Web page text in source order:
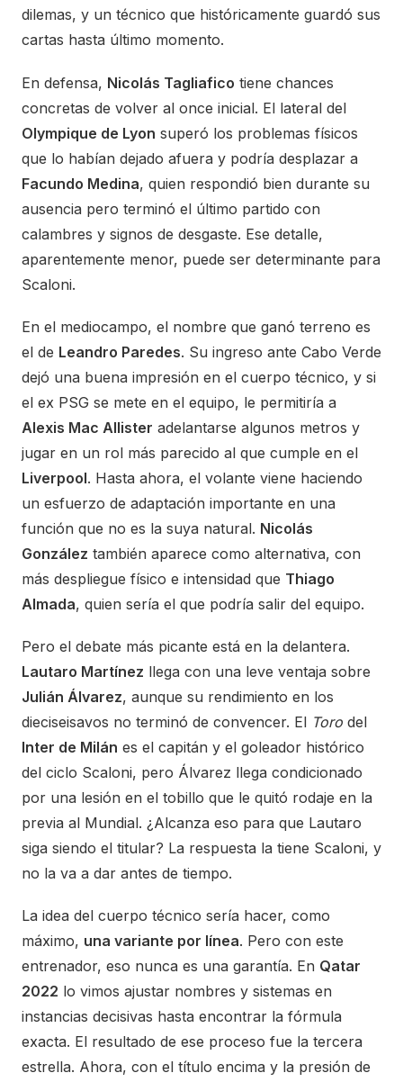
dilemas, y un técnico que históricamente guardó sus
cartas hasta último momento.
En defensa, Nicolás Tagliafico tiene chances
concretas de volver al once inicial. El lateral del
Olympique de Lyon superó los problemas físicos
que lo habían dejado afuera y podría desplazar a
Facundo Medina, quien respondió bien durante su
ausencia pero terminó el último partido con
calambres y signos de desgaste. Ese detalle,
aparentemente menor, puede ser determinante para
Scaloni.
En el mediocampo, el nombre que ganó terreno es
el de Leandro Paredes. Su ingreso ante Cabo Verde
dejó una buena impresión en el cuerpo técnico, y si
el ex PSG se mete en el equipo, le permitiría a
Alexis Mac Allister adelantarse algunos metros y
jugar en un rol más parecido al que cumple en el
Liverpool. Hasta ahora, el volante viene haciendo
un esfuerzo de adaptación importante en una
función que no es la suya natural. Nicolás
González también aparece como alternativa, con
más despliegue físico e intensidad que Thiago
Almada, quien sería el que podría salir del equipo.
Pero el debate más picante está en la delantera.
Lautaro Martínez llega con una leve ventaja sobre
Julián Álvarez, aunque su rendimiento en los
dieciseisavos no terminó de convencer. El Toro del
Inter de Milán es el capitán y el goleador histórico
del ciclo Scaloni, pero Álvarez llega condicionado
por una lesión en el tobillo que le quitó rodaje en la
previa al Mundial. ¿Alcanza eso para que Lautaro
siga siendo el titular? La respuesta la tiene Scaloni, y
no la va a dar antes de tiempo.
La idea del cuerpo técnico sería hacer, como
máximo, una variante por línea. Pero con este
entrenador, eso nunca es una garantía. En Qatar
2022 lo vimos ajustar nombres y sistemas en
instancias decisivas hasta encontrar la fórmula
exacta. El resultado de ese proceso fue la tercera
estrella. Ahora, con el título encima y la presión de